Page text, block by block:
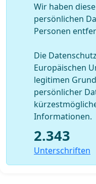
Alle XXX
Anzeige, wegen
Tierschutzgesetz und
Verantwortlichen
Bahn wegen
Die gemäß § 15
Tierschutzgesetzes
Verwaltungsbehörde
Einfangen von
Wir haben
persönlichen
Personen
Die
Europäischen
legitimen
persönlicher
Informationen.
2.343
Unterschriften